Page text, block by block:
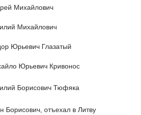
Михайлович
Михайлович
Юрьевич Глазатый
Юрьевич Кривонос
Борисович Тюфяка
Борисович, отъехал в Литву